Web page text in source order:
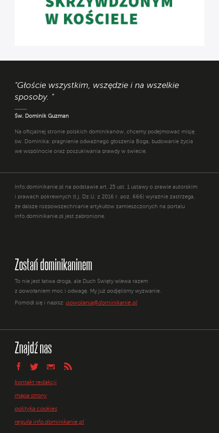
"Głoście wszystkim, wszędzie i na wszelkie
sposoby. "
Św. Dominik Guzman
Na oficjalnej stronie polskich dominikanów, chcemy podejmować misję
św. Dominika: pragnienie odważnego głoszenia Boga, budowanie życia
we wspólnocie oraz poszukiwania prawdy w świecie.
Info.dominikanie.pl na podstawie art. 25 ust. 1 ustawy o prawie autorskim
i prawach pokrewnych (t.j. Dz.U. z 2016 r. poz. 666) wyraźnie zastrzega,
że dalsze rozpowszechnianie artykułów zamieszczonych na portalu
info.dominikanie.pl jest zabronione.
Zostań dominikaninem
To nie jest łatwa droga, ale Duch Święty wlewa razem
z powołaniem moc i odwagę. My już podjęliśmy wyzwanie.
Pomódl się i napisz: powolania@dominikanie.pl
Znajdź nas
kontakt redakcji
mapa strony
polityka cookies
reguła info.dominikanie.pl